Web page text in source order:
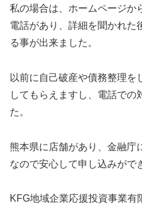
私の場合は、ホームページか
電話があり、詳細を聞かれた
る事が出来ました。
以前に自己破産や債務整理を
してもらえますし、電話での
た。
熊本県に店舗があり、金融庁
なので安心して申し込みがで
KFG地域企業応援投資事業